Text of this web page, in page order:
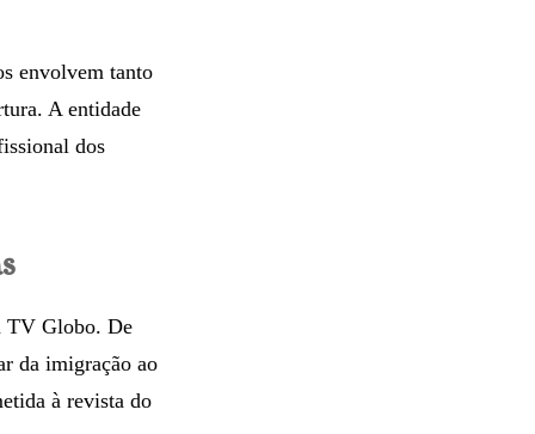
envolvem tanto
A entidade
dos
TV Globo. De
da imigração ao
à revista do